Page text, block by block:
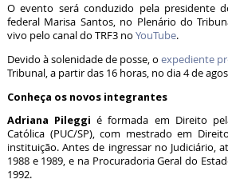
O evento será conduzido pela presidente
federal Marisa Santos, no Plenário do
vivo pelo canal do TRF3 no YouTube.
Devido à solenidade de posse, oexpediente
Tribunal, a partir das 16 horas, no dia 4 de
Conheça os novos integrantes
Adriana Pileggi é formada em Direito
Católica (PUC/SP), com mestrado em
instituição. Antes de ingressar no Judiciário,
1988 e 1989, e na Procuradoria Geral do
1992.